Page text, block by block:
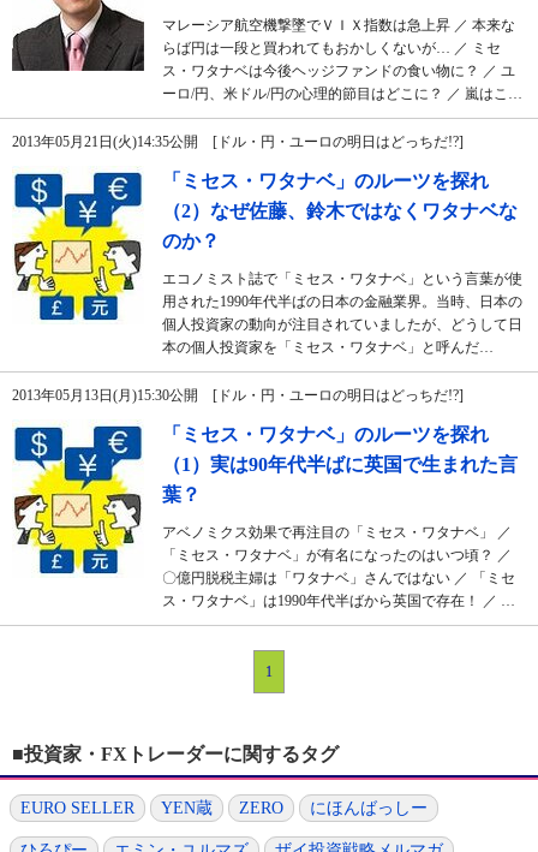
マレーシア航空機撃墜でＶＩＸ指数は急上昇 ／ 本来な
らば円は一段と買われてもおかしくないが… ／ ミセ
ス・ワタナベは今後ヘッジファンドの食い物に？ ／ ユ
ーロ/円、米ドル/円の心理的節目はどこに？ ／ 嵐はこ…
2013年05月21日(火)14:35公開 [ドル・円・ユーロの明日はどっちだ!?]
「ミセス・ワタナベ」のルーツを探れ
（2）なぜ佐藤、鈴木ではなくワタナベな
のか？
エコノミスト誌で「ミセス・ワタナベ」という言葉が使
用された1990年代半ばの日本の金融業界。当時、日本の
個人投資家の動向が注目されていましたが、どうして日
本の個人投資家を「ミセス・ワタナベ」と呼んだ…
2013年05月13日(月)15:30公開 [ドル・円・ユーロの明日はどっちだ!?]
「ミセス・ワタナベ」のルーツを探れ
（1）実は90年代半ばに英国で生まれた言
葉？
アベノミクス効果で再注目の「ミセス・ワタナベ」 ／
「ミセス・ワタナベ」が有名になったのはいつ頃？ ／
〇億円脱税主婦は「ワタナベ」さんではない ／ 「ミセ
ス・ワタナベ」は1990年代半ばから英国で存在！ ／ …
1
■投資家・FXトレーダーに関するタグ
EURO SELLER YEN蔵 ZERO にほんばっしー